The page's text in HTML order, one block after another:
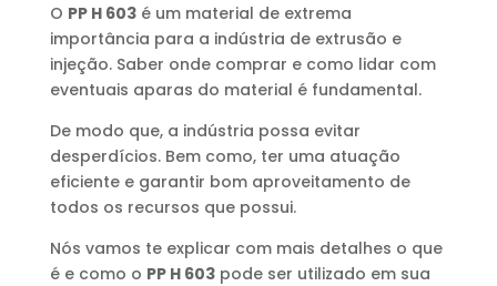
O PP H 603é um material de extrema
importância para a indústria de extrusão e
injeção. Saber onde comprar e como lidar com
eventuais aparas do material é fundamental.
De modo que, a indústria possa evitar
desperdícios. Bem como, ter uma atuação
eficiente e garantir bom aproveitamento de
todos os recursos que possui.
Nós vamos te explicar com mais detalhes o que
é e como o PP H 603pode ser utilizado em sua